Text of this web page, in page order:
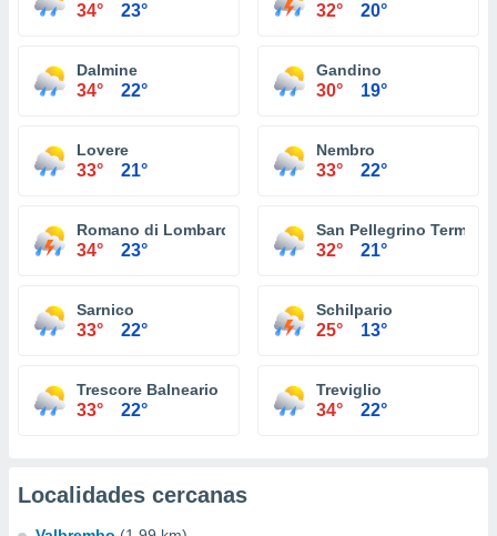
34° 23° 32° 20°
Dalmine
34° 22°
Gandino
30° 19°
Lovere
33° 21°
Nembro
33° 22°
Romano di Lombardia
34° 23°
San Pellegrino Terme
32° 21°
Sarnico
33° 22°
Schilpario
25° 13°
Trescore Balneario
33° 22°
Treviglio
34° 22°
Localidades cercanas